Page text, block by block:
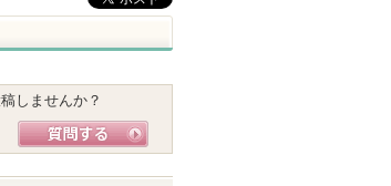
しませんか？